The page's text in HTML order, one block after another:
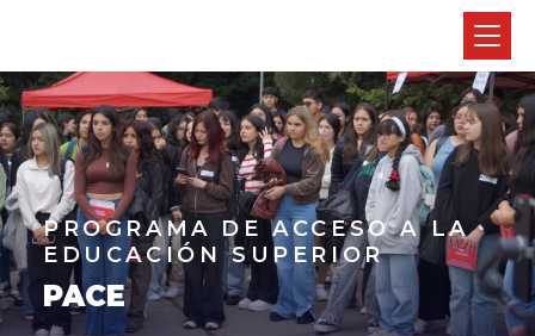
PROGRAMA DE ACCESO A LA
EDUCACIÓN SUPERIOR
PACE